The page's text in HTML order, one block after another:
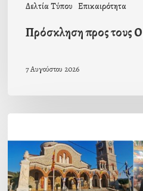
Δελτία Τύπου Επικαιρότητα
Πρόσκληση προς τους
7 Αυγούστου 2026
εορτή
της
Μεταμορφώσεως